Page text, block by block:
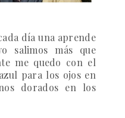
día una aprende
salimos más que
me quedo con el
para los ojos en
dorados en los